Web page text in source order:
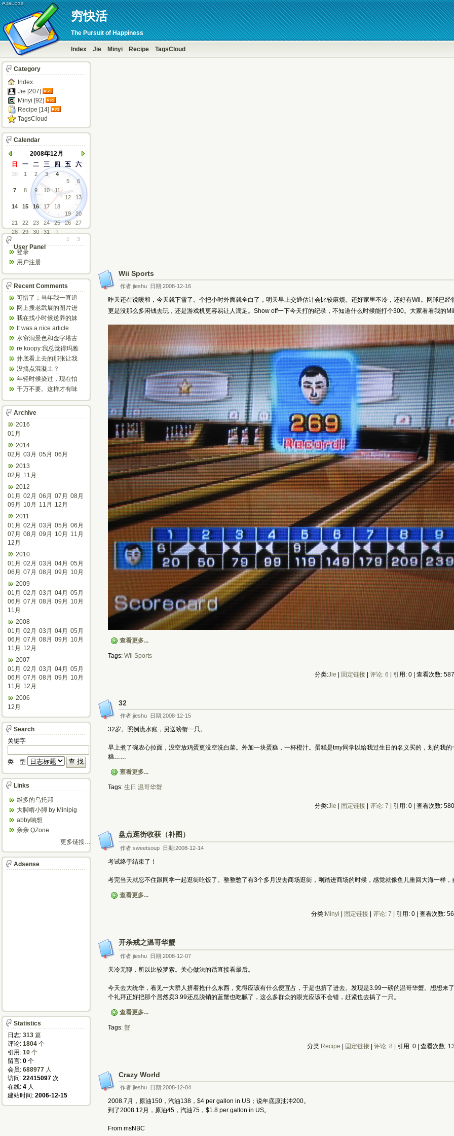
穷快活
The Pursuit of Happiness
Index Jie Minyi Recipe TagsCloud
Wii Sports
作者:jieshu 日期:2008-12-16
昨天还在说暖和，今天就下雪了。个把小时外面就全白了，明天早上交通估计会比较麻烦。还好家里不冷，还好有Wii。网球已
更是没那么多闲钱去玩，还是游戏机更容易让人满足。Show off一下今天打的纪录，不知道什么时候能打个300。大家看看我的
查看更多...
Tags: Wii Sports
分类:Jie 固定链接| 评论: 6 | 引用: 0 | 查看次数:
32
作者:jieshu 日期:2008-12-15
32岁。照例流水账，另送螃蟹一只。
早上煮了碗农心拉面，没空放鸡蛋更没空洗白菜。外加一块蛋糕，一杯橙汁。蛋糕是tmy同学以给我过生日的名义买的，划的我
糕……
查看更多...
Tags: 生日 温哥华蟹
分类:Jie 固定链接| 评论: 7 | 引用: 0 | 查看次数:
盘点逛街收获（补图）
作者:sweetsoup 日期:2008-12-14
考试终于结束了！
考完当天就忍不住跟同学一起逛街吃饭了。整整憋了有3个多月没去商场逛街，刚踏进商场的时候，感觉就像鱼儿重回大海一样
查看更多...
分类:Minyi 固定链接 评论: 7 | 引用: 0 | 查看次数:
开杀戒之温哥华蟹
作者:jieshu 日期:2008-12-07
天冷无聊，所以比较罗索。关心做法的话直接看最后。
今天去大统华，看见一大群人挤着抢什么东西，觉得应该有什么便宜占，于是也挤了进去。发现是3.99一磅的温哥华蟹。想想
个礼拜正好把那个居然卖3.99还总脱销的蓝蟹也吃腻了，这么多群众的眼光应该不会错，赶紧也去搞了一只。
查看更多...
Tags: 蟹
分类:Recipe 固定链接| 评论: 8 | 引用: 0 | 查看次数:
Crazy World
作者:jieshu 日期:2008-12-04
2008.7月，原油150，汽油138，$4 per gallon in US；说年底原油冲200。
到了2008.12月，原油45，汽油75，$1.8 per gallon in US。
From msNBC
Category
Index
Jie [207]
Minyi [92]
Recipe [14]
TagsCloud
Calendar
2008年12月
日
一 二 三 四 五 六
30 1 2 3
4
5
6
7
8 9 10
11
12
13
14
15 16 17
18
19
20
21
22 23 24 25 26
27
28
29 30 31
1
2
3
User Panel
登录
用户注册
Recent Comments
可惜了；当年我一直追
着这个，看博主夫妇一
步步在多伦...
网上搜老武展的图片进
来了，一晃是你十年前
的帖子，时...
我在找小时候送养的妹
妹，有人QQ找我说找到
了匹配的...
It was a nice article
and...
水帘洞景色和金字塔古
迹都不错。
re koopy:我总觉得玛雅
人见过外星人。不然哪...
井底看上去的那张让我
想起了蝙蝠侠。。下棋
那张会不会...
没搞点混凝土？
年轻时候染过，现在怕
伤头发不敢染了。不过
千万不要。这样才有味
气场。
Archive
2016
01月
2014
02月 03月 05月 06月
2013
02月
11月
2012
01月 02月 06月 07月 08月
09月
10月 11月
12月
2011
01月 02月 03月 05月 06月
07月 08月 09月 10月
11月
12月
2010
01月 02月 03月 04月 05月
06月 07月 08月 09月
10月
2009
01月 02月 03月 04月 05月
06月 07月 08月 09月
10月
11月
2008
01月 02月 03月 04月 05月
06月 07月 08月 09月
10月
11月
12月
2007
01月 02月 03月 04月 05月
06月 07月 08月 09月
10月
11月
12月
2006
12月
Search
关键字
类 型
Links
维多的乌托邦
大脚啃小脚 by Minipig
abby响想
亲亲 QZone
更多链接…
Adsense
Statistics
日志: 313 篇
评论: 1804 个
引用: 10 个
留言: 0 个
会员: 688977 人
访问: 22415097 次
在线: 4 人
建站时间: 2006-12-15